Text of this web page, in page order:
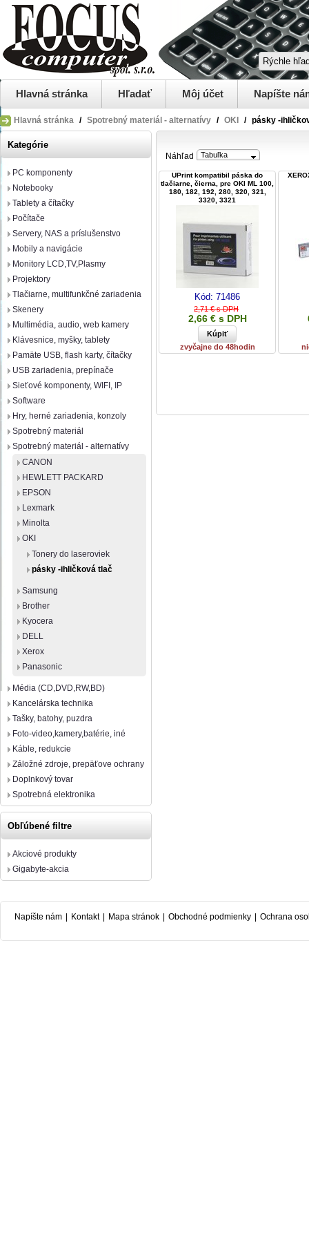
Hlavná stránka Hľadať Môj účet Napíšte
Hlavná stránka / Spotrebný materiál - alternatívy / OKI / pásky -
Kategórie
PC komponenty
Notebooky
Tablety a čítačky
Počítače
Servery, NAS a príslušenstvo
Mobily a navigácie
Monitory LCD,TV,Plasmy
Projektory
Tlačiarne, multifunkčné zariadenia
Skenery
Multimédia, audio, web kamery
Klávesnice, myšky, tablety
Pamäte USB, flash karty, čítačky
USB zariadenia, prepínače
Sieťové komponenty, WIFI, IP
Software
Hry, herné zariadenia, konzoly
Spotrebný materiál
Spotrebný materiál - alternatívy
CANON
HEWLETT PACKARD
EPSON
Lexmark
Minolta
OKI
Tonery do laseroviek
pásky -ihličková tlač
Samsung
Brother
Kyocera
DELL
Xerox
Panasonic
Média (CD,DVD,RW,BD)
Kancelárska technika
Tašky, batohy, puzdra
Foto-video,kamery,batérie, iné
Káble, redukcie
Záložné zdroje, prepäťove ochrany
Doplnkový tovar
Spotrebná elektronika
Obľúbené filtre
Akciové produkty
Gigabyte-akcia
Náhľad Tabuľka
UPrint kompatibil páska do
tlačiarne, čierna, pre OKI ML 100,
180, 182, 192, 280, 320, 321,
3320, 3321
Kód: 71486
2,71 € s DPH
2,66 € s DPH
zvyčajne do 48hodin
Napíšte nám Kontakt Mapa stránok Obchodné podmienky Ochrana